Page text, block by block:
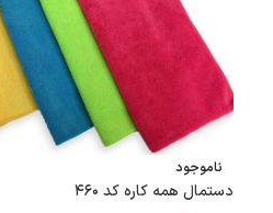
ناموجود
دستمال همه کاره کد ۴۶۰